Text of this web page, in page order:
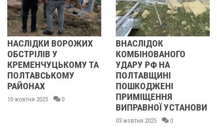
ТА
ВНАСЛІДОК
КОМБІНОВАНОГО
УДАРУ РФ НА
ПОЛТАВЩИНІ
ПРИМІЩЕННЯ
ВИПРАВНОЇ УСТАНОВИ
ВОРОЖОГО
НА
ПОРАНЕНІ
П’ЯТЕРО
17 вересня 2025